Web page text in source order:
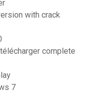
with crack
complete
7